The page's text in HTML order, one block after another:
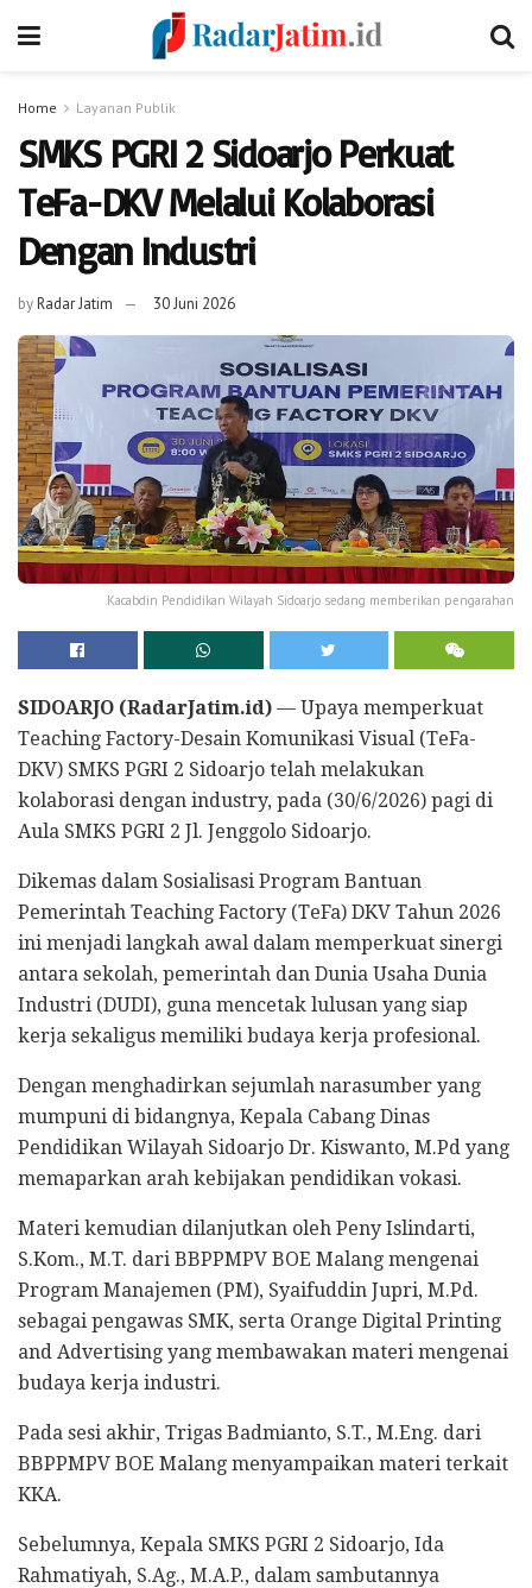
Home Layanan Publik
SMKS PGRI 2 Sidoarjo Perkuat
TeFa-DKV Melalui Kolaborasi
Dengan Industri
byRadar Jatim 30 Juni 2026
Kacabdin Pendidikan Wilayah Sidoarjo sedang memberikan pengarahan
SIDOARJO (RadarJatim.id) — Upaya memperkuat
Teaching Factory-Desain Komunikasi Visual (TeFa-
DKV) SMKS PGRI 2 Sidoarjo telah melakukan
kolaborasi dengan industry, pada (30/6/2026) pagi di
Aula SMKS PGRI 2 Jl. Jenggolo Sidoarjo.
Dikemas dalam Sosialisasi Program Bantuan
Pemerintah Teaching Factory (TeFa) DKV Tahun 2026
ini menjadi langkah awal dalam memperkuat sinergi
antara sekolah, pemerintah dan Dunia Usaha Dunia
Industri (DUDI), guna mencetak lulusan yang siap
kerja sekaligus memiliki budaya kerja profesional.
Dengan menghadirkan sejumlah narasumber yang
mumpuni di bidangnya, Kepala Cabang Dinas
Pendidikan Wilayah Sidoarjo Dr. Kiswanto, M.Pd yang
memaparkan arah kebijakan pendidikan vokasi.
Materi kemudian dilanjutkan oleh Peny Islindarti,
S.Kom., M.T. dari BBPPMPV BOE Malang mengenai
Program Manajemen (PM), Syaifuddin Jupri, M.Pd.
sebagai pengawas SMK, serta Orange Digital Printing
and Advertising yang membawakan materi mengenai
budaya kerja industri.
Pada sesi akhir, Trigas Badmianto, S.T., M.Eng. dari
BBPPMPV BOE Malang menyampaikan materi terkait
KKA.
Sebelumnya, Kepala SMKS PGRI 2 Sidoarjo, Ida
Rahmatiyah, S.Ag., M.A.P., dalam sambutannya